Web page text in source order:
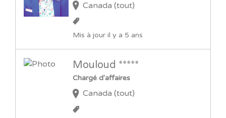
Canada (tout)
Mis à jour il y a 5 ans
Mouloud *****
Chargé d'affaires
Canada (tout)